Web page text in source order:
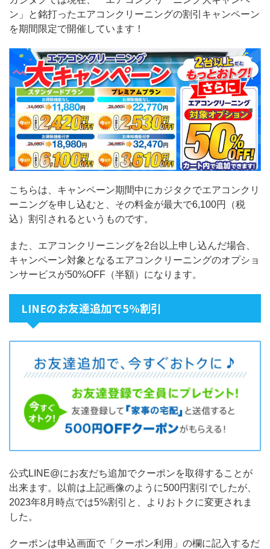
ン」と銘打ったエアコンクリーニングの割引キャンペーン
を期間限定で開催しています！
こちらは、キャンペーン期間中にカジタクでエアコンクリ
ーニングを申し込むと、その料金が最大で6,100円（税
込）割引されるというものです。
また、エアコンクリーニングを2台以上申し込んだ場合、
キャンペーン対象となるエアコンクリーニングのオプショ
ンサービスが50%OFF（半額）になります。
LINEのお友達追加で5%割引
公式LINE@にお友だち追加でクーポンを取得することが
出来ます。以前は上記画像のように500円割引でしたが、
2023年8月時点では5%割引と、よりおトクに変更されま
した。
クーポンは申込画面で「クーポン利用」の欄に記入するだ